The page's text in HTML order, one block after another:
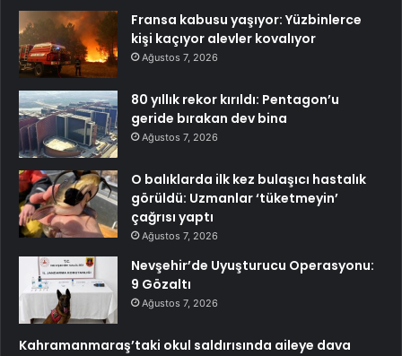
Fransa kabusu yaşıyor: Yüzbinlerce
kişi kaçıyor alevler kovalıyor
Ağustos 7, 2026
80 yıllık rekor kırıldı: Pentagon’u
geride bırakan dev bina
Ağustos 7, 2026
O balıklarda ilk kez bulaşıcı hastalık
görüldü: Uzmanlar ‘tüketmeyin’
çağrısı yaptı
Ağustos 7, 2026
Nevşehir’de Uyuşturucu Operasyonu:
9 Gözaltı
Ağustos 7, 2026
Kahramanmaraş’taki okul saldırısında aileye dava